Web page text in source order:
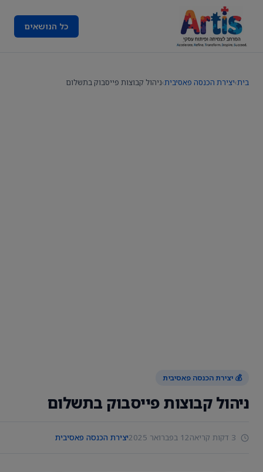
כל הנושאים
בית›יצירת הכנסה פאסיבית›ניהול קבוצות פייסבוק בתשלום
💰 יצירת הכנסה פאסיבית
ניהול קבוצות פייסבוק בתשלום
12 בפברואר 2025 יצירת הכנסה פאסיבית